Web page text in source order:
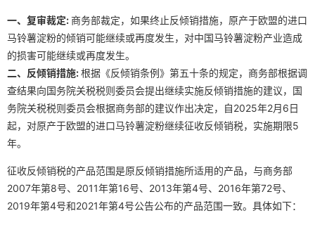
一、 复审裁定:商务部裁定，如果终止反倾销措施，原产于欧盟的进口
马铃薯淀粉的倾销可能继续或再度发生，对中国马铃薯淀粉产业造成
的损害可能继续或再度发生。
二、 反倾销措施:根据《反倾销条例》第五十条的规定，商务部根据调
查结果向国务院关税税则委员会提出继续实施反倾销措施的建议，国
务院关税税则委员会根据商务部的建议作出决定，自2025年2月6日
起，对原产于欧盟的进口马铃薯淀粉继续征收反倾销税，实施期限5
年。
征收反倾销税的产品范围是原反倾销措施所适用的产品，与商务部
2007年第8号、2011年第16号、2013年第4号、2016年第72号、
2019年第4号和2021年第4号公告公布的产品范围一致。具体如下：